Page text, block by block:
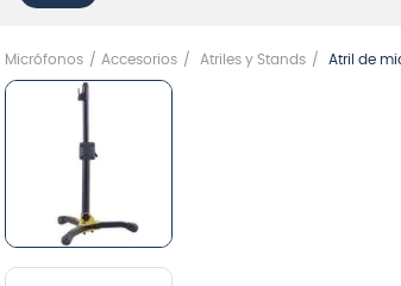
Micrófonos Accesorios Atriles y Stands Atril de